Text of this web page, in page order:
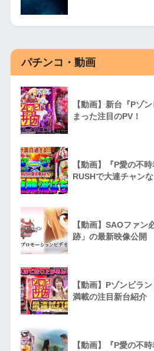
パチンコ・動画
【動画】新台『Pゾ
まった注目のPV！
【動画】『P愛の不
RUSHで大連チャン
【動画】SAOファン
跡」の最新映像公開
【動画】Pゾンビラ
満載の注目新台紹介
【動画】『P愛の不